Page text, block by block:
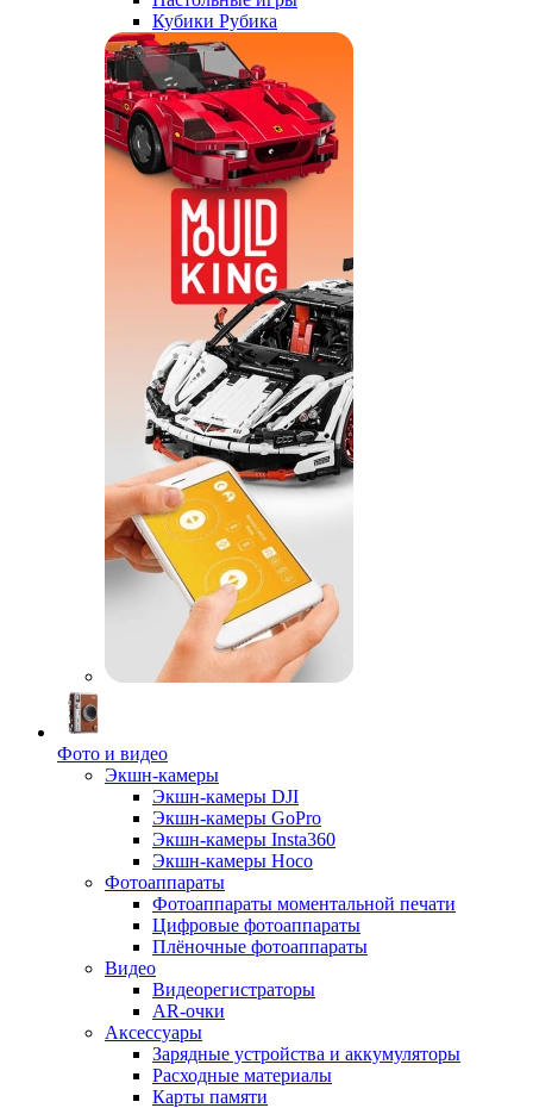
Кубики Рубика
Фото и видео
Экшн-камеры
Экшн-камеры DJI
Экшн-камеры GoPro
Экшн-камеры Insta360
Экшн-камеры Hoco
Фотоаппараты
Фотоаппараты моментальной печати
Цифровые фотоаппараты
Плёночные фотоаппараты
Видео
Видеорегистраторы
AR-очки
Аксессуары
Зарядные устройства и аккумуляторы
Расходные материалы
Карты памяти